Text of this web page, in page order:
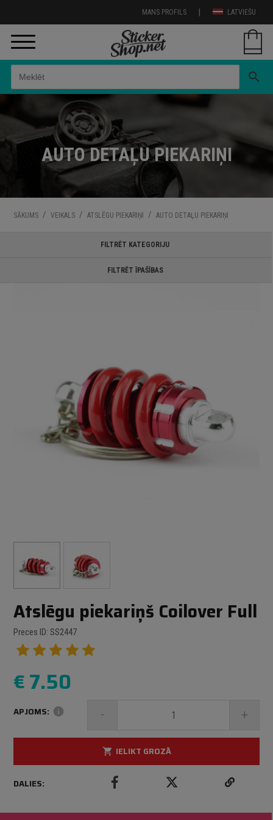
LATVIEŠU
|
MANS PROFILS
search
AUTO DETAĻU PIEKARIŅI
SĀKUMS / VEIKALS / ATSLĒGU PIEKARIŅI / AUTO DETAĻU PIEKARIŅI
FILTRĒT KATEGORIJU
FILTRĒT ĪPAŠĪBAS
Atslēgu piekariņš Coilover Full
Preces ID: SS2447
€7.50
APJOMS: info - +
shopping_cart IELIKT GROZĀ
DALIES: